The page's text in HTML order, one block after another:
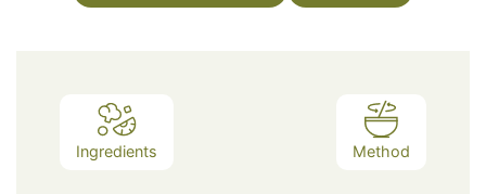
Ingredients Method